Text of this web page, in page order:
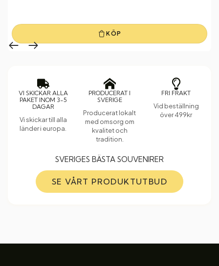
KÖP
VI SKICKAR ALLA
PAKET INOM 3-5
DAGAR
Vi skickar till alla
länder i europa.
PRODUCERAT I
SVERIGE
Producerat lokalt
med omsorg om
kvalitet och
tradition.
FRI FRAKT
Vid beställning
över 499kr
SVERIGES BÄSTA SOUVENIRER
SE VÅRT PRODUKTUTBUD